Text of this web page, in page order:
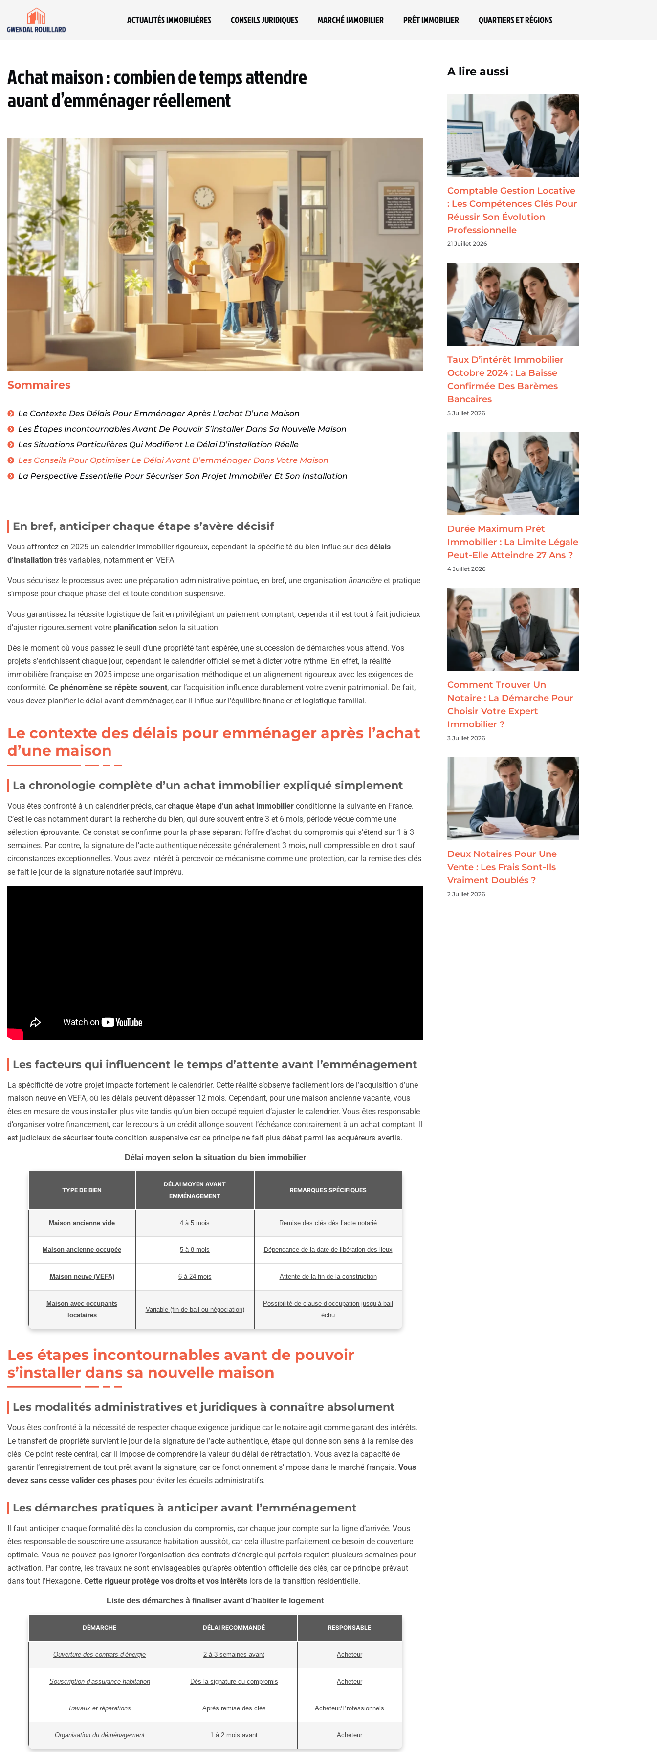
ACTUALITÉS IMMOBILIÈRES CONSEILS JURIDIQUES MARCHÉ IMMOBILIER PRÊT IMMOBILIER QUARTIERS ET RÉGIONS
Achat maison : combien de temps attendre
avant d’emménager réellement
Sommaires
Le Contexte Des Délais Pour Emménager Après L’achat D’une Maison
Les Étapes Incontournables Avant De Pouvoir S’installer Dans Sa Nouvelle Maison
Les Situations Particulières Qui Modifient Le Délai D’installation Réelle
Les Conseils Pour Optimiser Le Délai Avant D’emménager Dans Votre Maison
La Perspective Essentielle Pour Sécuriser Son Projet Immobilier Et Son Installation
En bref, anticiper chaque étape s’avère décisif
Vous affrontez en 2025 un calendrier immobilier rigoureux, cependant la spécificité du bien influe sur des délais
d’installation très variables, notamment en VEFA.
Vous sécurisez le processus avec une préparation administrative pointue, en bref, une organisation financière et pratique
s’impose pour chaque phase clef et toute condition suspensive.
Vous garantissez la réussite logistique de fait en privilégiant un paiement comptant, cependant il est tout à fait judicieux
d’ajuster rigoureusement votre planification selon la situation.
Dès le moment où vous passez le seuil d’une propriété tant espérée, une succession de démarches vous attend. Vos
projets s’enrichissent chaque jour, cependant le calendrier officiel se met à dicter votre rythme. En effet, la réalité
immobilière française en 2025 impose une organisation méthodique et un alignement rigoureux avec les exigences de
conformité. Ce phénomène se répète souvent, car l’acquisition influence durablement votre avenir patrimonial. De fait,
vous devez planifier le délai avant d’emménager, car il influe sur l’équilibre financier et logistique familial.
Le contexte des délais pour emménager après l’achat
d’une maison
La chronologie complète d’un achat immobilier expliqué simplement
Vous êtes confronté à un calendrier précis, carchaque étape d’un achat immobilier conditionne la suivante en France.
C’est le cas notamment durant la recherche du bien, qui dure souvent entre 3 et 6 mois, période vécue comme une
sélection éprouvante. Ce constat se confirme pour la phase séparant l’offre d’achat du compromis qui s’étend sur 1 à 3
semaines. Par contre, la signature de l’acte authentique nécessite généralement 3 mois, null compressible en droit sauf
circonstances exceptionnelles. Vous avez intérêt à percevoir ce mécanisme comme une protection, car la remise des clés
se fait le jour de la signature notariée sauf imprévu.
Les facteurs qui influencent le temps d’attente avant l’emménagement
La spécificité de votre projet impacte fortement le calendrier. Cette réalité s’observe facilement lors de l’acquisition d’une
maison neuve en VEFA, où les délais peuvent dépasser 12 mois. Cependant, pour une maison ancienne vacante, vous
êtes en mesure de vous installer plus vite tandis qu’un bien occupé requiert d’ajuster le calendrier. Vous êtes responsable
d’organiser votre financement, car le recours à un crédit allonge souvent l’échéance contrairement à un achat comptant. Il
est judicieux de sécuriser toute condition suspensive car ce principe ne fait plus débat parmi les acquéreurs avertis.
Délai moyen selon la situation du bien immobilier
TYPE DE BIEN
DÉLAI MOYEN AVANT
EMMÉNAGEMENT
REMARQUES SPÉCIFIQUES
Maison ancienne vide 4 à 5 mois Remise des clés dès l’acte notarié
Maison ancienne occupée 5 à 8 mois Dépendance de la date de libération des lieux
Maison neuve (VEFA) 6 à 24 mois Attente de la fin de la construction
Maison avec occupants
locataires
Variable (fin de bail ou négociation)
Possibilité de clause d’occupation jusqu’à bail
échu
Les étapes incontournables avant de pouvoir
s’installer dans sa nouvelle maison
Les modalités administratives et juridiques à connaître absolument
Vous êtes confronté à la nécessité de respecter chaque exigence juridique car le notaire agit comme garant des intérêts.
Le transfert de propriété survient le jour de la signature de l’acte authentique, étape qui donne son sens à la remise des
clés. Ce point reste central, car il impose de comprendre la valeur du délai de rétractation. Vous avez la capacité de
garantir l’enregistrement de tout prêt avant la signature, car ce fonctionnement s’impose dans le marché français. Vous
devez sans cesse valider ces phases pour éviter les écueils administratifs.
Les démarches pratiques à anticiper avant l’emménagement
Il faut anticiper chaque formalité dès la conclusion du compromis, car chaque jour compte sur la ligne d’arrivée. Vous
êtes responsable de souscrire une assurance habitation aussitôt, car cela illustre parfaitement ce besoin de couverture
optimale. Vous ne pouvez pas ignorer l’organisation des contrats d’énergie qui parfois requiert plusieurs semaines pour
activation. Par contre, les travaux ne sont envisageables qu’après obtention officielle des clés, car ce principe prévaut
dans tout l’Hexagone. Cette rigueur protège vos droits et vos intérêts lors de la transition résidentielle.
Liste des démarches à finaliser avant d’habiter le logement
DÉMARCHE DÉLAI RECOMMANDÉ RESPONSABLE
Ouverture des contrats d’énergie 2 à 3 semaines avant Acheteur
Souscription d’assurance habitation Dès la signature du compromis Acheteur
Travaux et réparations Après remise des clés Acheteur/Professionnels
Organisation du déménagement 1 à 2 mois avant Acheteur
A lire aussi
Comptable Gestion Locative
: Les Compétences Clés Pour
Réussir Son Évolution
Professionnelle
21 Juillet 2026
Taux D’intérêt Immobilier
Octobre 2024 : La Baisse
Confirmée Des Barèmes
Bancaires
5 Juillet 2026
Durée Maximum Prêt
Immobilier : La Limite Légale
Peut-Elle Atteindre 27 Ans ?
4 Juillet 2026
Comment Trouver Un
Notaire : La Démarche Pour
Choisir Votre Expert
Immobilier ?
3 Juillet 2026
Deux Notaires Pour Une
Vente : Les Frais Sont-Ils
Vraiment Doublés ?
2 Juillet 2026